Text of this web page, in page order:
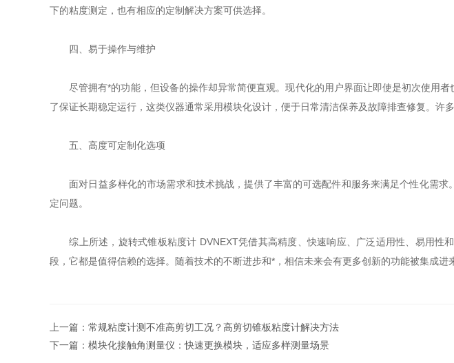
下的粘度测定，也有相应的定制解决方案可供选择。
四、易于操作与维护
尽管拥有*的功能，但设备的操作却异常简便直观。现代化的用户界面让即使是初次使用者
了保证长期稳定运行，这类仪器通常采用模块化设计，便于日常清洁保养及故障排查修复。许
五、高度可定制化选项
面对日益多样化的市场需求和技术挑战，提供了丰富的可选配件和服务来满足个性化需求
定问题。
综上所述，旋转式锥板粘度计 DVNEXT凭借其高精度、快速响应、广泛适用性、易用性
段，它都是值得信赖的选择。随着技术的不断进步和*，相信未来会有更多创新的功能被集成进
上一篇： 常规粘度计测不准高剪切工况？高剪切锥板粘度计解决方法
下一篇： 模块化接触角测量仪：快速更换模块，适应多样测量场景